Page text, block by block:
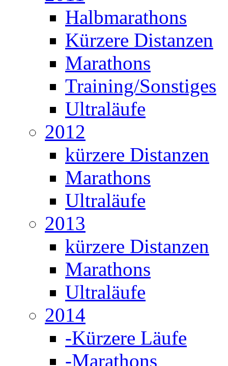
Halbmarathons
Kürzere Distanzen
Marathons
Training/Sonstiges
Ultraläufe
2012
kürzere Distanzen
Marathons
Ultraläufe
2013
kürzere Distanzen
Marathons
Ultraläufe
2014
-Kürzere Läufe
-Marathons